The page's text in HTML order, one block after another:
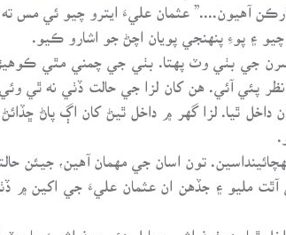
آهيون....” عثمان عليءَ ايترو چيو ئي مس ته
۽ پوءِ پنهنجي پويان اچڻ جو اشارو ڪيو.
جي بٺي وٽ پهتا. بٺي جي چمني مٿي
پئي آئي. هن کان لزا جي حالت ڏٺي نه ٿي
داخل ٿيا. لزا گهر ۾ داخل ٿيڻ کان اڳ
تون اسان جي مهمان آهين، جيئن
آٿت مليو ۽ جڏهن ان عثمان عليءَ جي اکين ۾
ٿيا، هيٺ فراشي وڇايل هئي ۽ فراشيءَ جا چٽ